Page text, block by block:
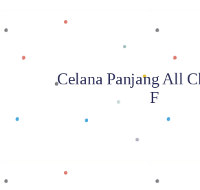
Celana Panjang All
F